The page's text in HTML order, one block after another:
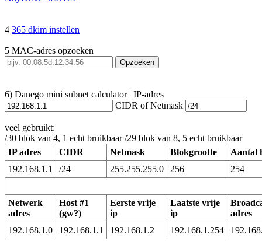
4 365 dkim instellen
5 MAC-adres opzoeken
Opzoeken
6) Danego mini subnet calculator | IP-adres
CIDR of Netmask
veel gebruikt:
/30 blok van 4, 1 echt bruikbaar /29 blok van 8, 5 echt bruikbaar
IP adres
CIDR Netmask Blokgrootte
Aantal
192.168.1.1
/24 255.255.255.0 256 254
Netwerk
adres
Host #1
(gw?)
Eerste vrije
ip
Laatste vrije
ip
adres
192.168.1.0
192.168.1.1 192.168.1.2 192.168.1.254